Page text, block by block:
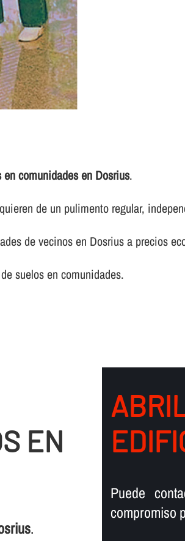
comunidades en Dosrius.
de un pulimento regular,
de vecinos en Dosrius a precios
suelos en comunidades.
EN
.
Puede
compromiso